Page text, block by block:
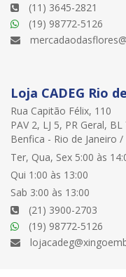
(11) 3645-2821
(19) 98772-5126
Loja CADEG Rio
Rua Capitão Félix, 110
PAV 2, LJ 5, PR Geral, BL
Benfica - Rio de Janeiro /
Ter, Qua, Sex 5:00 às
Qui 1:00 às 13:00
Sab 3:00 às 13:00
(21) 3900-2703
(19) 98772-5126